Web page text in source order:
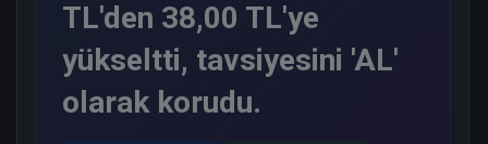
TL'den 38,00 TL'ye
yükseltti, tavsiyesini 'AL'
olarak korudu.